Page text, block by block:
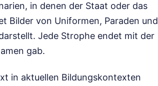
in denen der Staat oder das
Bilder von Uniformen, Paraden und
Jede Strophe endet mit der
gab.
in aktuellen Bildungskontexten